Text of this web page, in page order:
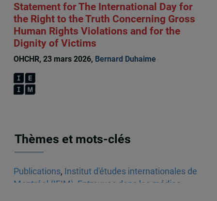
Statement for The International Day for
the Right to the Truth Concerning Gross
Human Rights Violations and for the
Dignity of Victims
OHCHR, 23 mars 2026, Bernard Duhaime
Thèmes et mots-clés
Publications, Institut d'études internationales de
Montréal (IEIM) Entrevues dans les médias